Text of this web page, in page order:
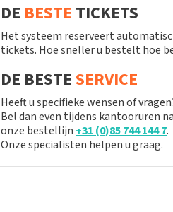
DE BESTE TICKETS
Het systeem reserveert
tickets. Hoe sneller u bestelt hoe
DE BESTESERVICE
Heeft u specifieke wensen of
Bel dan even tijdens kantooruren
onze bestellijn +31 (0)85 744 144 7.
Onze specialisten helpen u graag.